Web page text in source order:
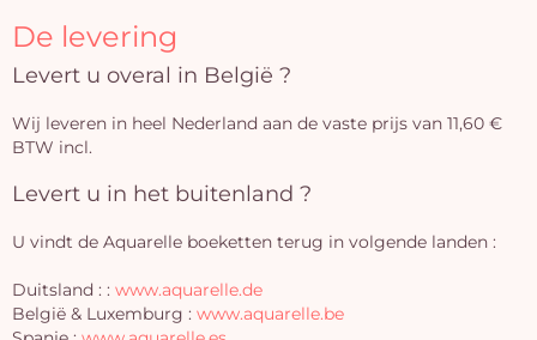
De levering
Levert u overal in België ?
Wij leveren in heel Nederland aan de vaste prijs van 11,60 €
BTW incl.
Levert u in het buitenland ?
U vindt de Aquarelle boeketten terug in volgende landen :
Duitsland : : www.aquarelle.de
België & Luxemburg : www.aquarelle.be